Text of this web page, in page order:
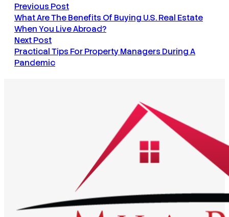
Previous Post
What Are The Benefits Of Buying U.S. Real Estate
When You Live Abroad?
Next Post
Practical Tips For Property Managers During A
Pandemic